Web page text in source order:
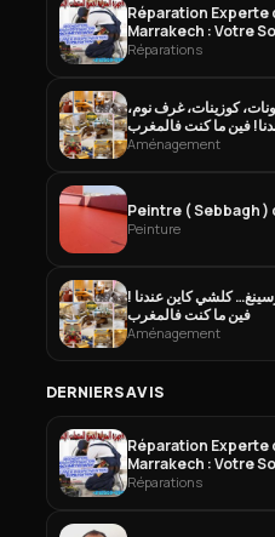
Réparation Experte
Marrakech : Votre
Réparations
كوزينات، غرف نوم،
Aménagement
Peinture
كلشي كاين عندنا !
فين ما كنت فالمغرب
Aménagement
DERNIERS AVIS
Réparation Experte
Marrakech : Votre
Réparations